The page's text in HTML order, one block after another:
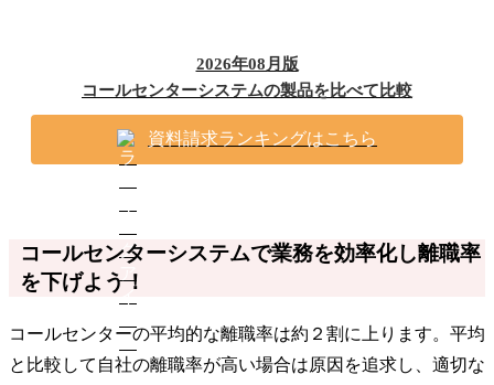
2026年08月版
コールセンターシステムの製品を比べて比較
資料請求ランキングはこちら
コールセンターシステムで業務を効率化し離職率
を下げよう！
コールセンターの平均的な離職率は約２割に上ります。平均
と比較して自社の離職率が高い場合は原因を追求し、適切な